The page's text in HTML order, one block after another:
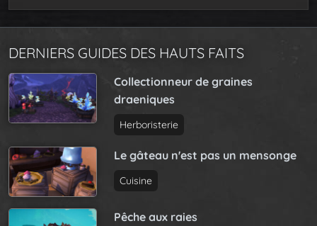
DERNIERS GUIDES DES HAUTS FAITS
Collectionneur de graines
draeniques
Herboristerie
Le gâteau n'est pas un mensonge
Cuisine
Pêche aux raies